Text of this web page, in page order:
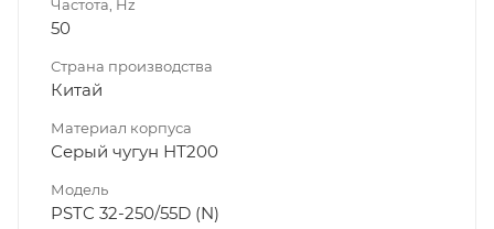
Частота, Hz
50
Страна производства
Китай
Материал корпуса
Серый чугун НТ200
Модель
PSTC 32-250/55D (N)